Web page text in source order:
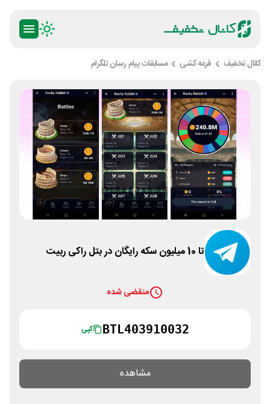
کانال تخفیف قرعه کشی مسابقات پیام رسان تلگرام
تا 10 میلیون سکه رایگان در بتل راکی ربیت
منقضی شده
BTL403910032 کپی
مشاهده